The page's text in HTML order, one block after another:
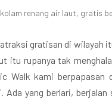
kolam renang air laut, gratis
gratisan di wilayah
itu rupanya tak
Walk kami berpapasan
yang berlari,